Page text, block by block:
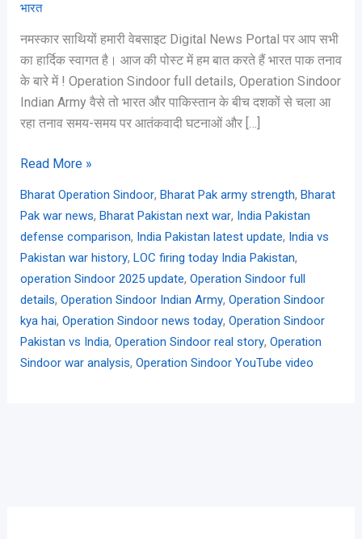
भारत
नमस्कार साथियों हमारी वेबसाइट Digital News Portal पर आप सभी
का हार्दिक स्वागत है। आज की पोस्ट में हम बात करते हैं भारत पाक तनाव
के बारे में ! Operation Sindoor full details, Operation Sindoor
Indian Army वैसे तो भारत और पाकिस्तान के बीच दशकों से चला आ
रहा तनाव समय-समय पर आतंकवादी घटनाओं और […]
Read More »
Bharat Operation Sindoor, Bharat Pak army strength, Bharat
Pak war news, Bharat Pakistan next war, India Pakistan
defense comparison, India Pakistan latest update, India vs
Pakistan war history, LOC firing today India Pakistan,
operation Sindoor 2025 update, Operation Sindoor full
details, Operation Sindoor Indian Army, Operation Sindoor
kya hai, Operation Sindoor news today, Operation Sindoor
Pakistan vs India, Operation Sindoor real story, Operation
Sindoor war analysis, Operation Sindoor YouTube video